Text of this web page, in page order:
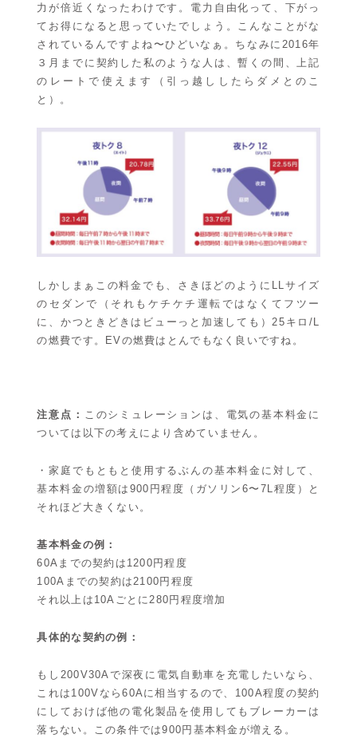
力が倍近くなったわけです。電力自由化って、下がっ
てお得になると思っていたでしょう。こんなことがな
されているんですよね〜ひどいなぁ。ちなみに2016年
３月までに契約した私のような人は、暫くの間、上記
のレートで使えます（引っ越ししたらダメとのこ
と）。
しかしまぁこの料金でも、さきほどのようにLLサイズ
のセダンで（それもケチケチ運転ではなくてフツー
に、かつときどきはビューっと加速しても）25キロ/L
の燃費です。EVの燃費はとんでもなく良いですね。
注意点：
このシミュレーションは、電気の基本料金に
ついては以下の考えにより含めていません。
・家庭でもともと使用するぶんの基本料金に対して、
基本料金の増額は900円程度（ガソリン6〜7L程度）と
それほど大きくない。
基本料金の例：
60Aまでの契約は1200円程度
100Aまでの契約は2100円程度
それ以上は10Aごとに280円程度増加
具体的な契約の例：
もし200V30Aで深夜に電気自動車を充電したいなら、
これは100Vなら60Aに相当するので、100A程度の契約
にしておけば他の電化製品を使用してもブレーカーは
落ちない。この条件では900円基本料金が増える。